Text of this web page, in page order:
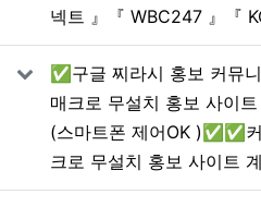
넥트 』『 WBC247 』『
✅구글 찌라시 홍보 커뮤
매크로 무설치 홍보 사이
(스마트폰 제어OK )✅✅
크로 무설치 홍보 사이트